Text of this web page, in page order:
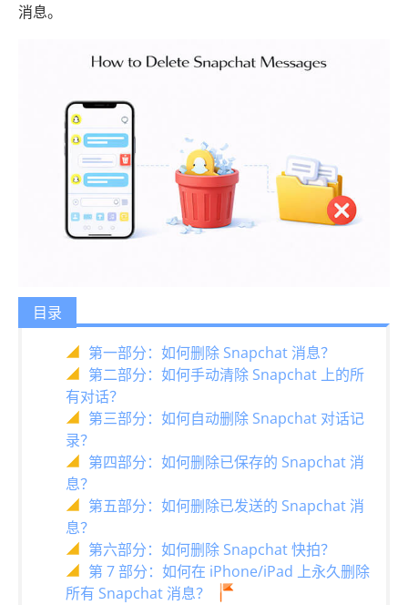
消息。
目录
第一部分：如何删除 Snapchat 消息？
第二部分：如何手动清除 Snapchat 上的所
有对话？
第三部分：如何自动删除 Snapchat 对话记
录？
第四部分：如何删除已保存的 Snapchat 消
息？
第五部分：如何删除已发送的 Snapchat 消
息？
第六部分：如何删除 Snapchat 快拍？
第 7 部分：如何在 iPhone/iPad 上永久删除
所有 Snapchat 消息？